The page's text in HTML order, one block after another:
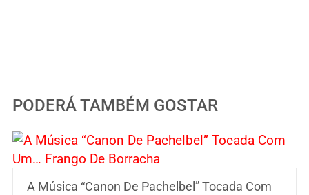
PODERÁ TAMBÉM GOSTAR
A Música “Canon De Pachelbel” Tocada Com